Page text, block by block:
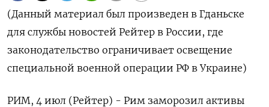
(Данный материал был произведен в Гданьске
для службы новостей Рейтер в России, где
законодательство ограничивает освещение
специальной военной операции РФ в Украине)
РИМ, 4 июл (Рейтер) - Рим заморозил активы